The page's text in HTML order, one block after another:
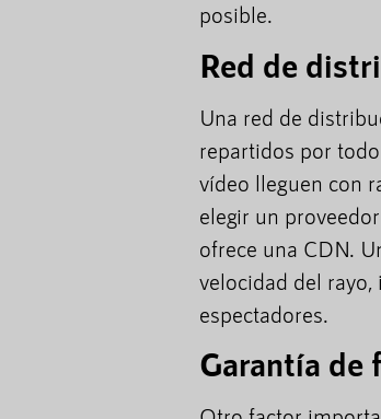
posible.
Red de
Una red de
repartidos por
vídeo lleguen con
elegir un
ofrece una CDN.
velocidad del
espectadores.
Garantía de